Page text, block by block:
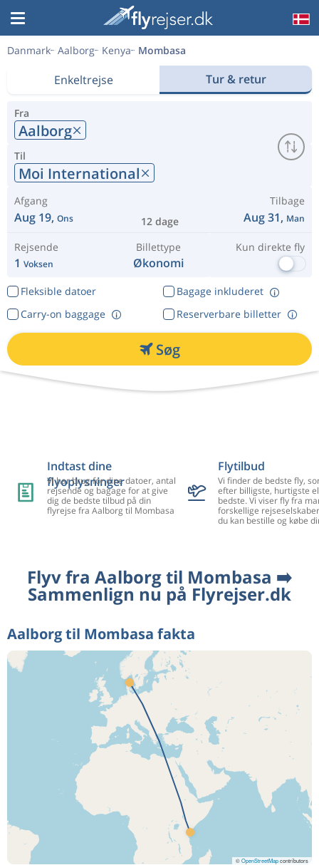
Danmark Aalborg Kenya Mombasa
Enkeltrejse Tur & retur
Fra
Aalborg
Til
Moi International
Afgang
Aug 19, Ons 12 dage
Tilbage
Aug 31, Man
Rejsende
1 Voksen
Billettype
Økonomi
Kun direkte fly
Fleksible datoer
Bagage inkluderet
Reserverbare billetter
Carry-on baggage
Søg
Indtast dine
flyoplysninger
Vi har brug for dine datoer, antal
rejsende og bagage for at give
dig de bedste tilbud på din
flyrejse fra Aalborg til Mombasa
Flytilbud
Vi finder de bedste fly,
efter billigste, hurtigste
bedste. Vi viser fly fra
forskellige
du kan bestille og købe
Flyv fra Aalborg til Mombasa ➡️
Sammenlign nu på Flyrejser.dk
Aalborg til Mombasa fakta
©OpenStreetMapcontributors